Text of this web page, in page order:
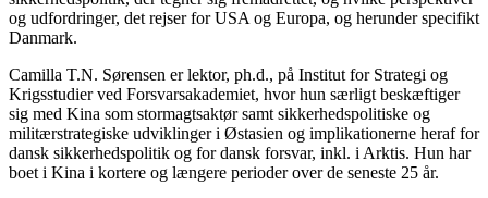
og udfordringer, det rejser for USA og Europa, og herunder specifikt
Danmark.
Camilla T.N. Sørensen er lektor, ph.d., på Institut for Strategi og
Krigsstudier ved Forsvarsakademiet, hvor hun særligt beskæftiger
sig med Kina som stormagtsaktør samt sikkerhedspolitiske og
militærstrategiske udviklinger i Østasien og implikationerne heraf for
dansk sikkerhedspolitik og for dansk forsvar, inkl. i Arktis. Hun har
boet i Kina i kortere og længere perioder over de seneste 25 år.